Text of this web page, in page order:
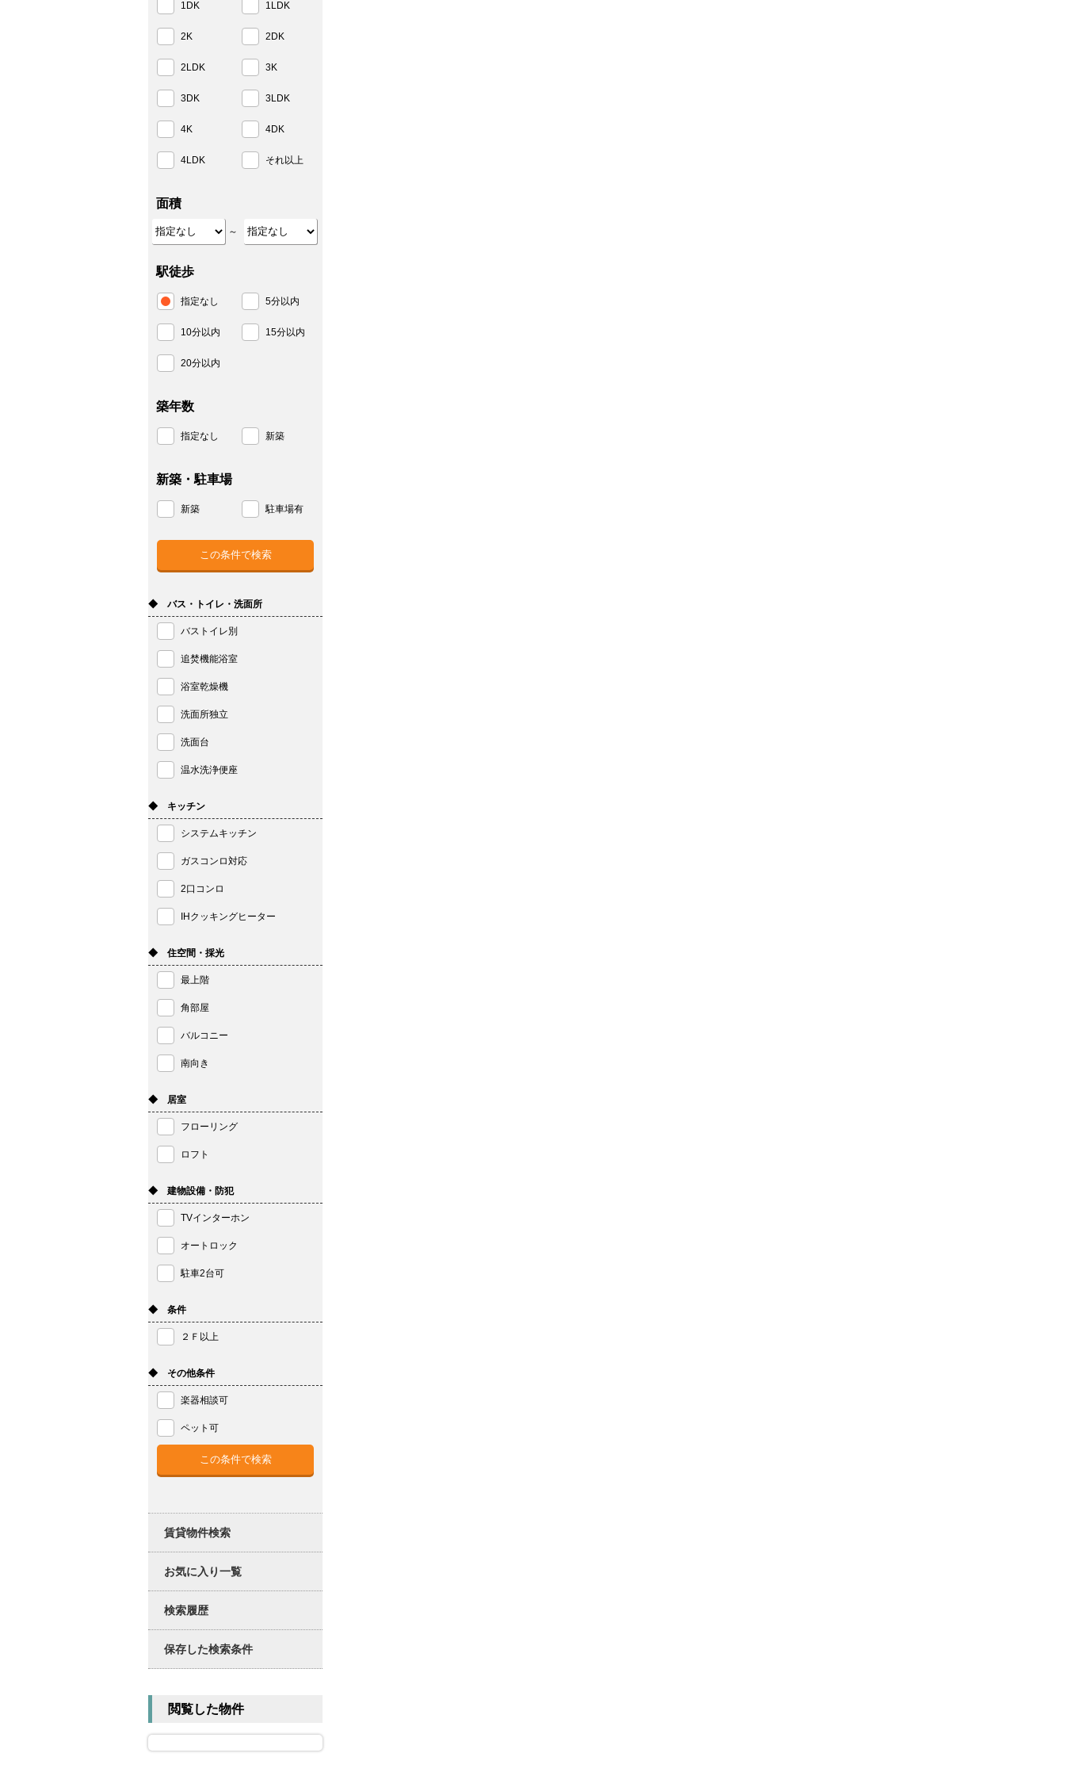
1DK 1LDK
2K 2DK
2LDK 3K
3DK 3LDK
4K 4DK
4LDK それ以上
面積
～
駅徒歩
指定なし 5分以内
10分以内 15分以内
20分以内
築年数
指定なし 新築
新築・駐車場
新築 駐車場有
◆ バス・トイレ・洗面所
バストイレ別
追焚機能浴室
浴室乾燥機
洗面所独立
洗面台
温水洗浄便座
◆ キッチン
システムキッチン
ガスコンロ対応
2口コンロ
IHクッキングヒーター
◆ 住空間・採光
最上階
角部屋
バルコニー
南向き
◆ 居室
フローリング
ロフト
◆ 建物設備・防犯
TVインターホン
オートロック
駐車2台可
◆ 条件
２Ｆ以上
◆ その他条件
楽器相談可
ペット可
賃貸物件検索
お気に入り一覧
検索履歴
保存した検索条件
閲覧した物件